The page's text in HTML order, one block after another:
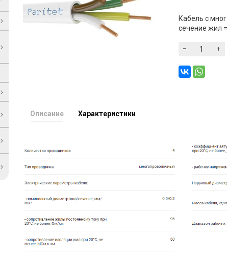
Кабель с
сечение жил
Описание Характеристики